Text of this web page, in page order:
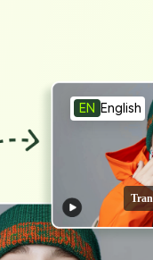
EN English